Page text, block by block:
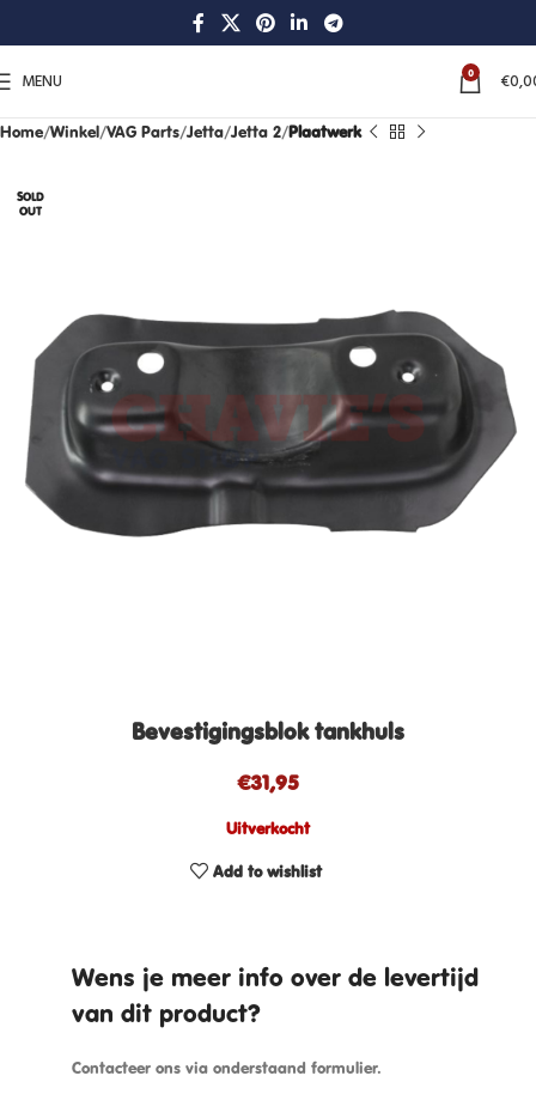
MENU 0 €
Home Winkel VAG Parts Jetta Jetta 2 Plaatwerk
SOLD
OUT
Bevestigingsblok tankhuls
€31,95
Uitverkocht
Add to wishlist
Wens je meer info over de levertijd
van dit product?
Contacteer ons via onderstaand formulier.